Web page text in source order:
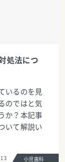
処法につ
いるのを見
のではと気
か？本記事
いて解説い
小児歯科